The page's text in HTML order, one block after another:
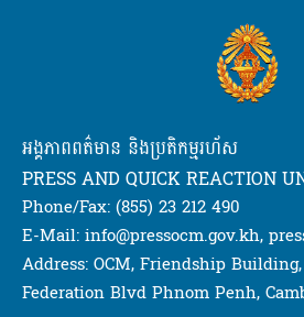
អង្គភាពពត៌មាន និងប្រតិកម្មរហ័ស
PRESS AND QUICK REACTION
Phone/Fax: (855) 23 212 490
E-Mail: info@pressocm.gov.kh,
Address: OCM, Friendship
Federation Blvd Phnom Penh,